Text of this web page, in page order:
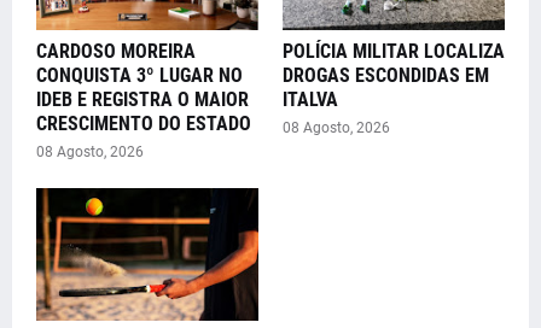
CARDOSO MOREIRA
CONQUISTA 3º LUGAR NO
IDEB E REGISTRA O MAIOR
CRESCIMENTO DO ESTADO
08 Agosto, 2026
POLÍCIA MILITAR LOCALIZA
DROGAS ESCONDIDAS EM
ITALVA
08 Agosto, 2026